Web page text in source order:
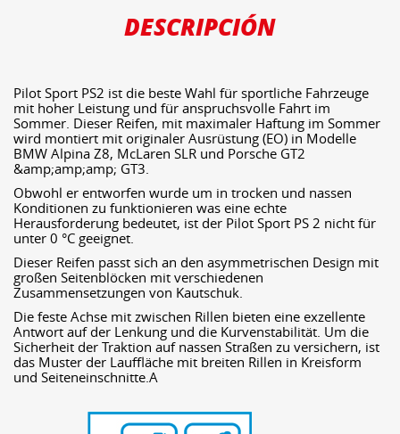
DESCRIPCIÓN
Pilot Sport PS2 ist die beste Wahl für sportliche Fahrzeuge
mit hoher Leistung und für anspruchsvolle Fahrt im
Sommer. Dieser Reifen, mit maximaler Haftung im Sommer
wird montiert mit originaler Ausrüstung (EO) in Modelle
BMW Alpina Z8, McLaren SLR und Porsche GT2
&amp;amp;amp; GT3.
Obwohl er entworfen wurde um in trocken und nassen
Konditionen zu funktionieren was eine echte
Herausforderung bedeutet, ist der Pilot Sport PS 2 nicht für
unter 0 °C geeignet.
Dieser Reifen passt sich an den asymmetrischen Design mit
großen Seitenblöcken mit verschiedenen
Zusammensetzungen von Kautschuk.
Die feste Achse mit zwischen Rillen bieten eine exzellente
Antwort auf der Lenkung und die Kurvenstabilität. Um die
Sicherheit der Traktion auf nassen Straßen zu versichern, ist
das Muster der Lauffläche mit breiten Rillen in Kreisform
und Seiteneinschnitte.A